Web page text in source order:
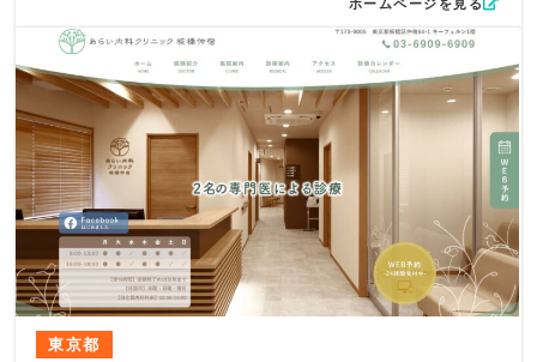
地域×診療科目キーワードを軸に、タイトル・ディスクリプ
ション・本文を最適化しました。
全体として、内科としての守備範囲の広さと、呼吸器内
科・在宅医療の強みを、やさしい世界観で包み込みなが
ら“病のパートナー”としての信頼を積み上げるホームペー
ジに仕上げています。
成となるよう制作しました。医師として長年培ってきた知
識や経験を地域へ還元したいという院長の想いを、言葉だ
けでなくデザインやページ構成全体から感じ取れるよう細
部まで丁寧に表現しています。
デザインでは、ロゴに使われている淡い桃色を基調とし、
やわらかさと安心感が自然と伝わる色調に統一。受付、診
療風景、治療室などの写真を大きく配置し、初診の方でも
院内の雰囲気がつかみやすい構成にしました。トップの特
徴紹介では、視覚的に伝わりやすいビジュアルとイラスト
を用いて、受診のきっかけとなる症状をわかりやすく整理
しています。
コンテンツ面では、文章とイメージ画像を組み合わせ、一
般内科・呼吸器内科の診療内容が直感的に理解できるよう
工夫。専門性を感じつつも読みやすい、安心感のある情報
ホームページを見る
東京都